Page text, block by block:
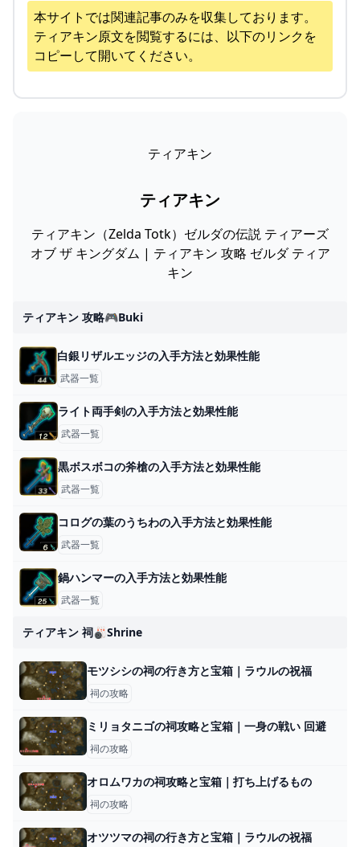
本サイトでは関連記事のみを収集しております。
ティアキン原文を閲覧するには、以下のリンクを
コピーして開いてください。
ティアキン
ティアキン
ティアキン（Zelda Totk）ゼルダの伝説 ティアーズ
オブ ザ キングダム | ティアキン 攻略 ゼルダ ティア
キン
ティアキン 攻略🎮buki
白銀リザルエッジの入手方法と効果性能
武器一覧
ライト両手剣の入手方法と効果性能
武器一覧
黒ボスボコの斧槍の入手方法と効果性能
武器一覧
コログの葉のうちわの入手方法と効果性能
武器一覧
鍋ハンマーの入手方法と効果性能
武器一覧
ティアキン 祠🎳shrine
モツシシの祠の行き方と宝箱｜ラウルの祝福
祠の攻略
ミリョタニゴの祠攻略と宝箱｜一身の戦い 回避
祠の攻略
オロムワカの祠攻略と宝箱｜打ち上げるもの
祠の攻略
オツツマの祠の行き方と宝箱｜ラウルの祝福